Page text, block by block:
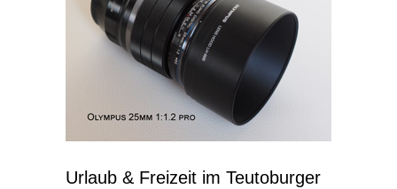
Urlaub & Freizeit im Teutoburger